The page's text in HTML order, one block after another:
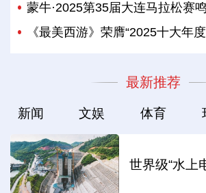
蒙牛·2025第35届大连马拉松赛
《最美西游》荣膺“2025十大年
最新推荐
新闻 文娱 体育
世界级“水上